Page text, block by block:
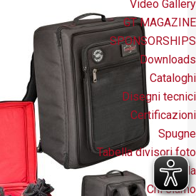
Video Gallery
GT MAGAZINE
SPONSORSHIPS
Downloads
Cataloghi
Disegni tecnici
Certificazioni
Spugne
Tabella divisori foto
Azienda
Chi siamo